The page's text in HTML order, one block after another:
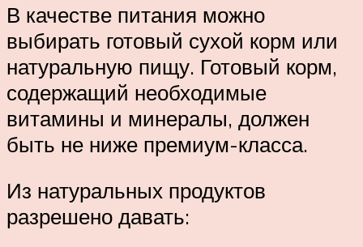
В качестве питания можно
выбирать готовый сухой корм или
натуральную пищу. Готовый корм,
содержащий необходимые
витамины и минералы, должен
быть не ниже премиум-класса.
Из натуральных продуктов
разрешено давать: